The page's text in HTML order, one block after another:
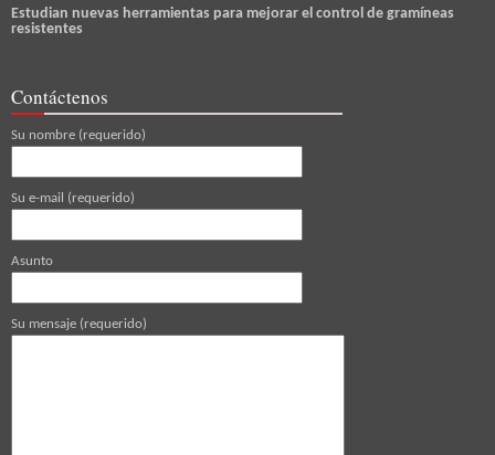
Estudian nuevas herramientas para mejorar el control de gramíneas
resistentes
Contáctenos
Su nombre (requerido)
Su e-mail (requerido)
Asunto
Su mensaje (requerido)